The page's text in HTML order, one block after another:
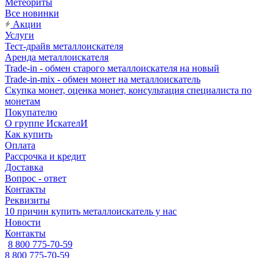
Метеориты
Все новинки
Акции
Услуги
Тест-драйв металлоискателя
Аренда металлоискателя
Trade-in - обмен старого металлоискателя на новый
Trade-in-mix - обмен монет на металлоискатель
Скупка монет, оценка монет, консультация специалиста по
монетам
Покупателю
О группе ИскателИ
Как купить
Оплата
Рассрочка и кредит
Доставка
Вопрос - ответ
Контакты
Реквизиты
10 причин купить металлоискатель у нас
Новости
Контакты
8 800 775-70-59
8 800 775-70-59